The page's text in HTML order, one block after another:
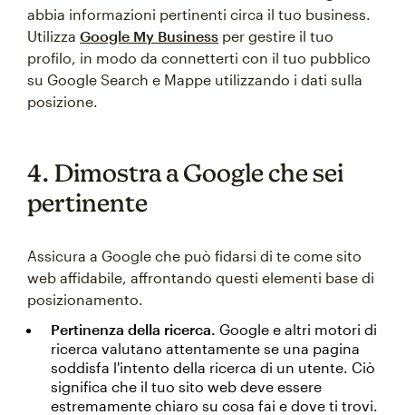
abbia informazioni pertinenti circa il tuo business.
Utilizza Google My Business per gestire il tuo
profilo, in modo da connetterti con il tuo pubblico
su Google Search e Mappe utilizzando i dati sulla
posizione.
4. Dimostra a Google che sei
pertinente
Assicura a Google che può fidarsi di te come sito
web affidabile, affrontando questi elementi base di
posizionamento.
Pertinenza della ricerca. Google e altri motori di
ricerca valutano attentamente se una pagina
soddisfa l'intento della ricerca di un utente. Ciò
significa che il tuo sito web deve essere
estremamente chiaro su cosa fai e dove ti trovi.